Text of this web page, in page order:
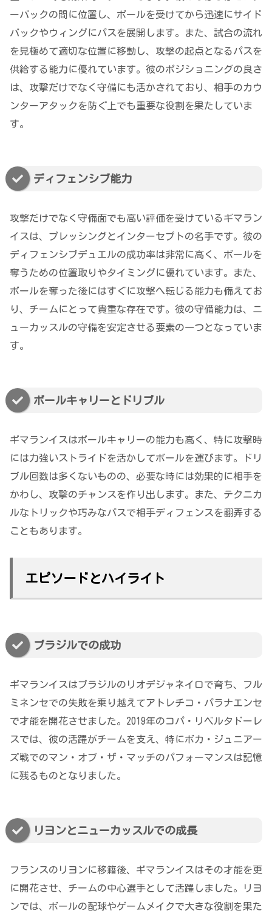
ーバックの間に位置し、ボールを受けてから迅速にサイド
バックやウィングにパスを展開します。また、試合の流れ
を見極めて適切な位置に移動し、攻撃の起点となるパスを
供給する能力に優れています。彼のポジショニングの良さ
は、攻撃だけでなく守備にも活かされており、相手のカウ
ンターアタックを防ぐ上でも重要な役割を果たしていま
す。
ディフェンシブ能力
攻撃だけでなく守備面でも高い評価を受けているギマラン
イスは、プレッシングとインターセプトの名手です。彼の
ディフェンシブデュエルの成功率は非常に高く、ボールを
奪うための位置取りやタイミングに優れています。また、
ボールを奪った後にはすぐに攻撃へ転じる能力も備えてお
り、チームにとって貴重な存在です。彼の守備能力は、ニ
ューカッスルの守備を安定させる要素の一つとなっていま
す。
ボールキャリーとドリブル
ギマランイスはボールキャリーの能力も高く、特に攻撃時
には力強いストライドを活かしてボールを運びます。ドリ
ブル回数は多くないものの、必要な時には効果的に相手を
かわし、攻撃のチャンスを作り出します。また、テクニカ
ルなトリックや巧みなパスで相手ディフェンスを翻弄する
こともあります。
エピソードとハイライト
ブラジルでの成功
ギマランイスはブラジルのリオデジャネイロで育ち、フル
ミネンセでの失敗を乗り越えてアトレチコ・パラナエンセ
で才能を開花させました。2019年のコパ・リベルタドーレ
スでは、彼の活躍がチームを支え、特にボカ・ジュニアー
ズ戦でのマン・オブ・ザ・マッチのパフォーマンスは記憶
に残るものとなりました。
リヨンとニューカッスルでの成長
フランスのリヨンに移籍後、ギマランイスはその才能を更
に開花させ、チームの中心選手として活躍しました。リヨ
ンでは、ボールの配球やゲームメイクで大きな役割を果た